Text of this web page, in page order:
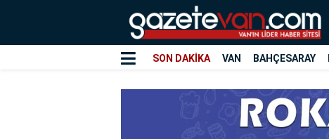
SON DAKİKA VAN BAHÇESARAY